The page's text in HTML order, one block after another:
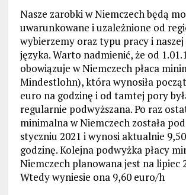
Nasze zarobki w Niemczech będą
uwarunkowane i uzależnione od
wybierzemy oraz typu pracy i
języka. Warto nadmienić, że od
obowiązuje w Niemczech płaca
Mindestlohn), która wynosiła
euro na godzinę i od tamtej pory
regularnie podwyższana. Po raz
minimalna w Niemczech została
styczniu 2021 i wynosi aktualnie
godzinę. Kolejna podwyżka płacy
Niemczech planowana jest na lipiec
Wtedy wyniesie ona 9,60 euro/h